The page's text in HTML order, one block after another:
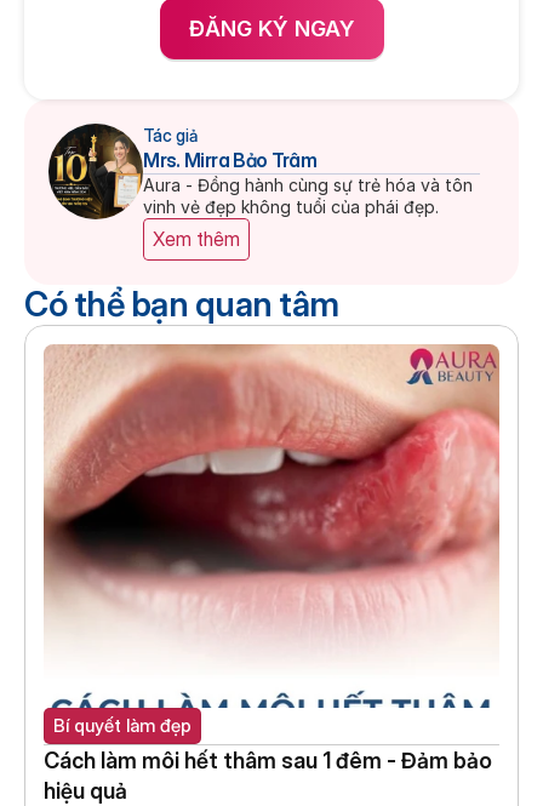
ĐĂNG KÝ NGAY
Tác giả
Mrs. Mirra Bảo Trâm
Aura - Đồng hành cùng sự trẻ hóa và tôn
vinh vẻ đẹp không tuổi của phái đẹp.
Xem thêm
Có thể bạn quan tâm
Bí quyết làm đẹp
Cách làm môi hết thâm sau 1 đêm - Đảm bảo
hiệu quả